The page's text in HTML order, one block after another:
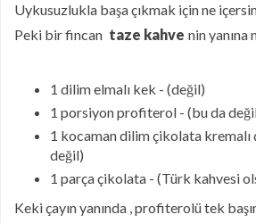
Uykusuzlukla başa çıkmak için ne
Peki bir fincan taze kahve nin yanına
1 dilim elmalı kek - (değil)
1 porsiyon profiterol - (bu da
1 kocaman dilim çikolata kremalı
değil)
1 parça çikolata - (Türk kahvesi
Keki çayın yanında , profiterolü tek